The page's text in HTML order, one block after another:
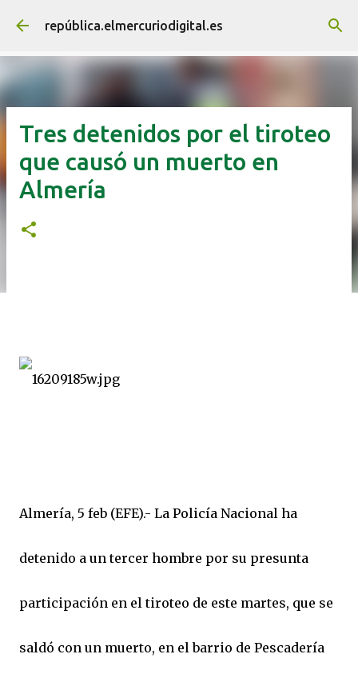
Ir al contenido principal
república.elmercuriodigital.es
Tres detenidos por el tiroteo
que causó un muerto en
Almería
Almería, 5 feb (EFE).- La Policía Nacional ha
detenido a un tercer hombre por su presunta
participación en el tiroteo de este martes, que se
saldó con un muerto, en el barrio de Pescadería